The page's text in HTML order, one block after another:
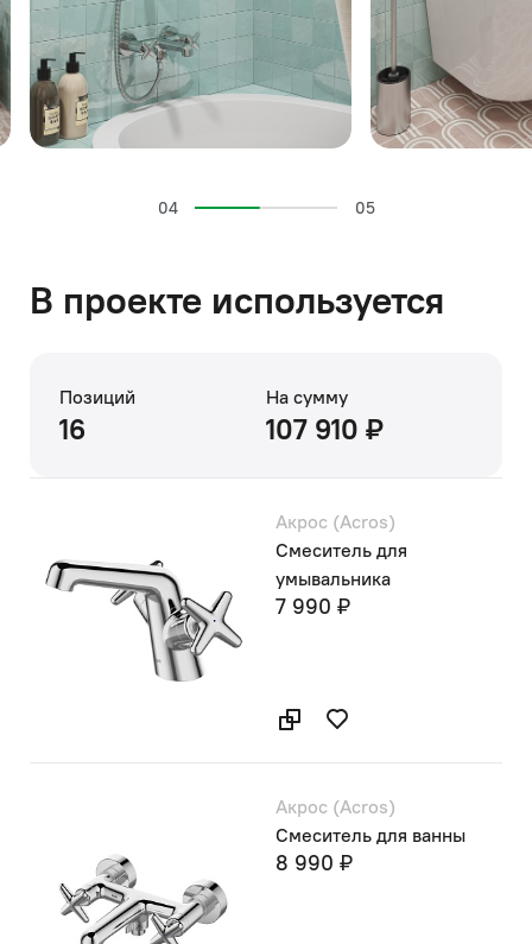
04 05
В проекте используется
Позиций
16
На сумму
107 910 ₽
Акрос (Acros)
Смеситель для
умывальника
7 990 ₽
Акрос (Acros)
Смеситель для ванны
8 990 ₽